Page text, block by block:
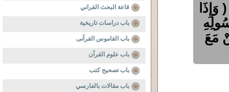
مَعَ
قاعة البحث القراني
باب دراسات تاريخية
باب القاموس القرآنى
باب علوم القرآن
باب تصحيح كتب
باب مقالات بالفارسي